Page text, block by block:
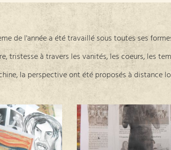
de l'année a été travaillé sous toutes ses
tristesse à travers les vanités, les coeurs, les
la perspective ont été proposés à distance